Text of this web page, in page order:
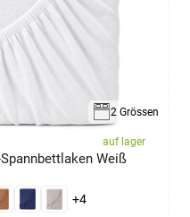
2 Grössen
auf lager
Weiß
+4